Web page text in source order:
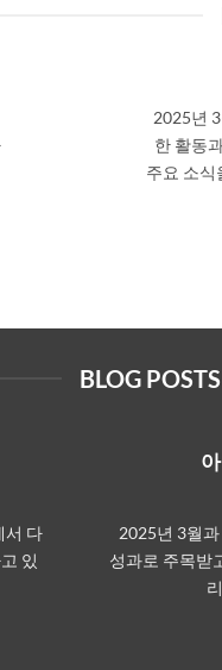
2025년
한 활동
주요 소식
BLOG
서 다
있
2025년 3월
성과로 주목받